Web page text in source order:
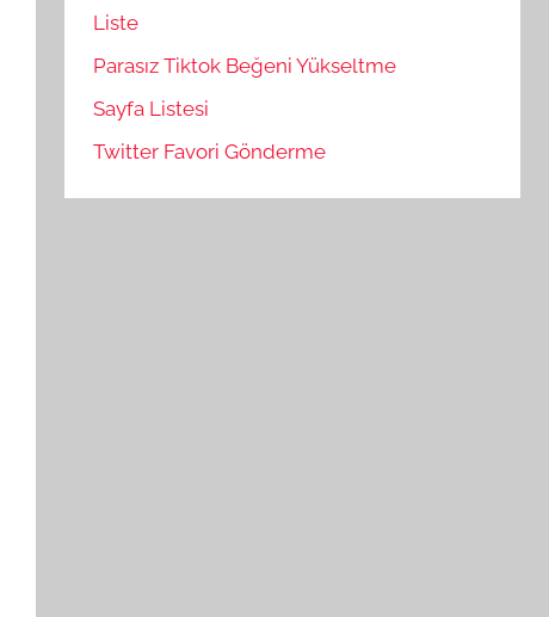
Liste
Parasız Tiktok Beğeni Yükseltme
Sayfa Listesi
Twitter Favori Gönderme